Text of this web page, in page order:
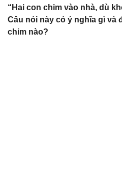
“Hai con chim vào nhà, dù
Câu nói này có ý nghĩa gì và
chim nào?